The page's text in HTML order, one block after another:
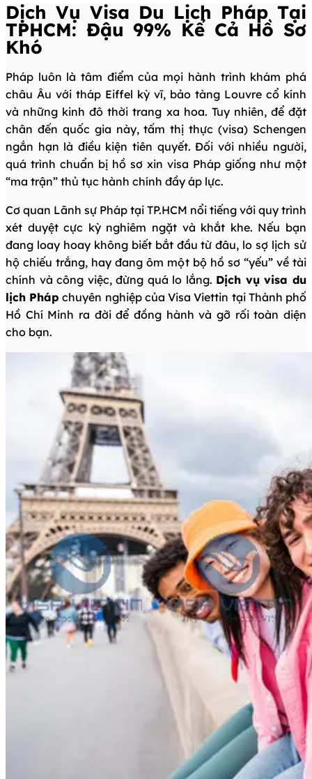
Dịch Vụ Visa Du Lịch Pháp Tại
TPHCM: Đậu 99% Kể Cả Hồ Sơ
Khó
Pháp luôn là tâm điểm của mọi hành trình khám phá
châu Âu với tháp Eiffel kỳ vĩ, bảo tàng Louvre cổ kính
và những kinh đô thời trang xa hoa. Tuy nhiên, để đặt
chân đến quốc gia này, tấm thị thực (visa) Schengen
ngắn hạn là điều kiện tiên quyết. Đối với nhiều người,
quá trình chuẩn bị hồ sơ xin visa Pháp giống như một
“ma trận” thủ tục hành chính đầy áp lực.
Cơ quan Lãnh sự Pháp tại TP.HCM nổi tiếng với quy trình
xét duyệt cực kỳ nghiêm ngặt và khắt khe. Nếu bạn
đang loay hoay không biết bắt đầu từ đâu, lo sợ lịch sử
hộ chiếu trắng, hay đang ôm một bộ hồ sơ “yếu” về tài
chính và công việc, đừng quá lo lắng. Dịch vụ visa du
lịch Pháp chuyên nghiệp của Visa Viettin tại Thành phố
Hồ Chí Minh ra đời để đồng hành và gỡ rối toàn diện
cho bạn.